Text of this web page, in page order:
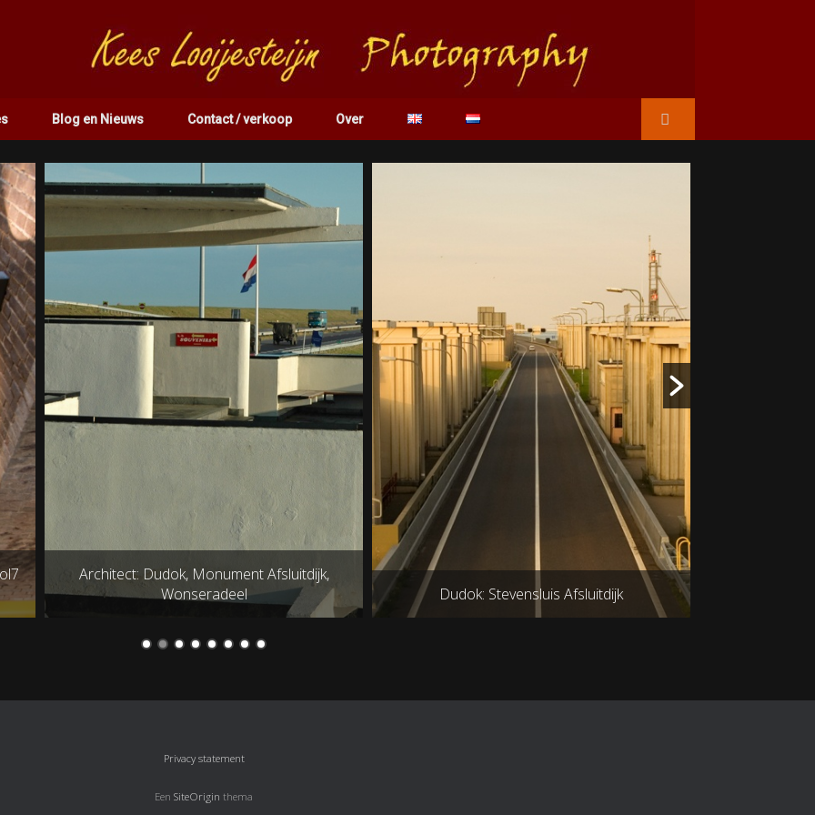
Blog en Nieuws Contact / verkoop Over
Monument Afsluitdijk,
Wonseradeel
Dudok: Stevensluis Afsluitdijk Dudok: Wenteltrap Monument
Privacy statement
Een SiteOrigin thema